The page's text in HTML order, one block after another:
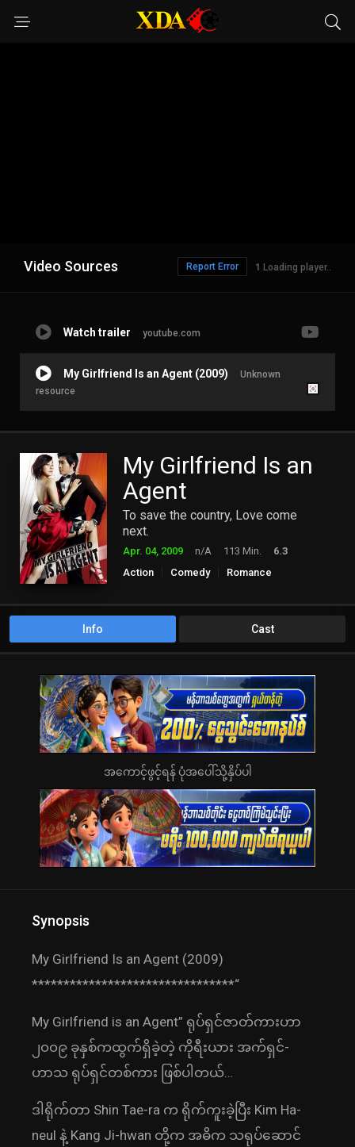
Video Sources Loading player..
Report Error
Watch trailer youtube.com
My Girlfriend Is an Agent (2009)
Unknown
resource
My Girlfriend Is an
Agent
To save the country, Love come
next.
Apr. 04, 2009 n/A 113 Min.
6.3
Action
Comedy Romance
Info Cast
အကောင့်ဖွင့်ရန် ပုံအပေါ်သို့နှိပ်ပါ
Synopsis
My Girlfriend Is an Agent (2009)
********************************“
My Girlfriend is an Agent” ရုပ်ရှင်ဇာတ်ကားဟာ
၂၀၀၉ ခုနှစ်ကထွက်ရှိခဲ့တဲ့ ကိုရီးယား အက်ရှင်-
ဟာသ ရုပ်ရှင်တစ်ကား ဖြစ်ပါတယ်…
ဒါရိုက်တာ Shin Tae-ra က ရိုက်ကူးခဲ့ပြီး Kim Ha-
neul နဲ့ Kang Ji-hwan တို့က အဓိက သရုပ်ဆောင်